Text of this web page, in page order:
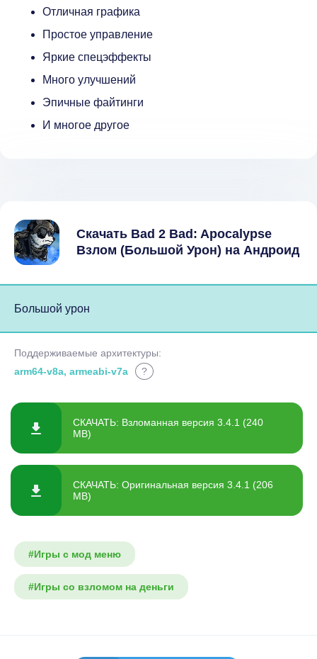
Отличная графика
Простое управление
Яркие спецэффекты
Много улучшений
Эпичные файтинги
И многое другое
Скачать Bad 2 Bad: Apocalypse
Взлом (Большой Урон) на Андроид
Большой урон
Поддерживаемые архитектуры:
arm64-v8a, armeabi-v7a
?
СКАЧАТЬ: Взломанная версия 3.4.1 (240
MB)
СКАЧАТЬ: Оригинальная версия 3.4.1 (206
MB)
#Игры с мод меню
#Игры со взломом на деньги